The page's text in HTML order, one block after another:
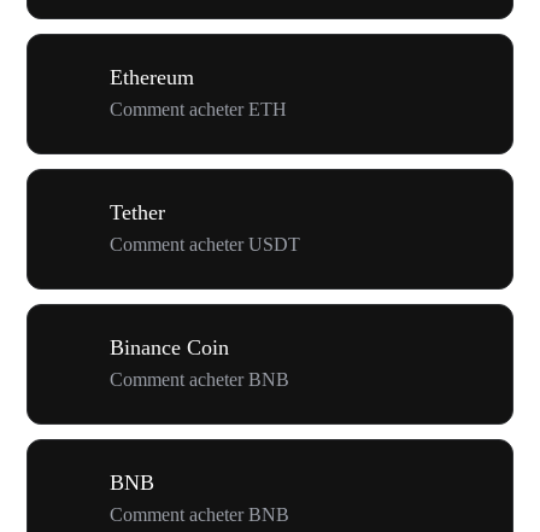
Ethereum
Comment acheter ETH
Tether
Comment acheter USDT
Binance Coin
Comment acheter BNB
BNB
Comment acheter BNB